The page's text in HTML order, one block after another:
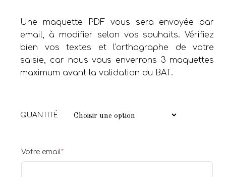
Une maquette PDF vous sera envoyée par
email, à modifier selon vos souhaits. Vérifiez
bien vos textes et l’orthographe de votre
saisie, car nous vous enverrons 3 maquettes
maximum avant la validation du BAT.
QUANTITÉ
Votre email*